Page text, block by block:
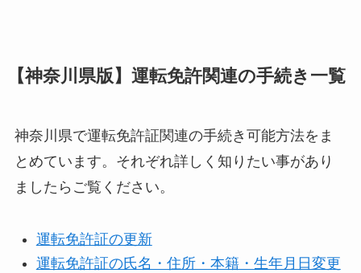
【神奈川県版】運転免許関連の手続き一覧
神奈川県で運転免許証関連の手続き可能方法をま
とめています。それぞれ詳しく知りたい事があり
ましたらご覧ください。
運転免許証の更新
運転免許証の氏名・住所・本籍・生年月日変更